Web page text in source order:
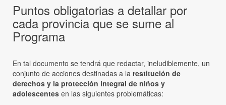
Puntos obligatorias a detallar por
cada provincia que se sume al
Programa
En tal documento se tendrá que redactar, ineludiblemente, un
conjunto de acciones destinadas a la restitución de
derechos y la protección integral de niños y
adolescentes en las siguientes problemáticas: